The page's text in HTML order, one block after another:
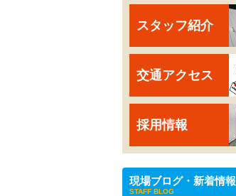
スタッフ紹介
交通アクセス
採用情報
現場ブログ・新着情報
STAFF BLOG